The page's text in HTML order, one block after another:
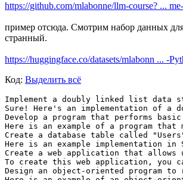
https://github.com/mlabonne/llm-course? ...
пример отсюда. Смотрим набор данных
странный.
https://huggingface.co/datasets/mlabonn ... -
Код: Выделить всё
Implement a doubly linked list data structure in the language of your choice. Ensure that your implementation includes the following methods: 1. `insert_front(value)`: Insert a new node with the given value at the front of the linked list. 2.